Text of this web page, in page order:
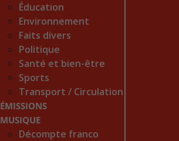
Éducation
Environnement
Faits divers
Politique
Santé et bien-être
Sports
Transport / Circulation
ÉMISSIONS
MUSIQUE
Décompte franco